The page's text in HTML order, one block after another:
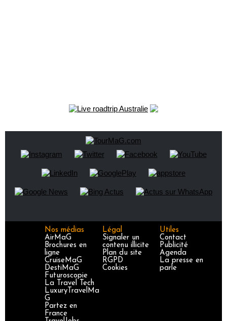
Nos médias
AirMaG
Brochures en
ligne
CruiseMaG
DestiMaG
Futuroscopie
La Travel Tech
LuxuryTravelMa
G
Partez en
France
Légal
Signaler un
contenu illicite
Plan du site
RGPD
Cookies
Utiles
Contact
Publicité
Agenda
La presse en
parle